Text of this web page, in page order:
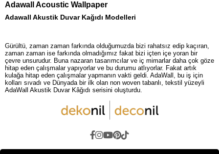
Adawall Acoustic Wallpaper
Adawall Akustik Duvar Kağıdı Modelleri
Gürültü, zaman zaman farkında olduğumuzda bizi rahatsız edip kaçıran,
zaman zaman ise farkında olmadığımız fakat bizi içten içe yoran bir
çevre unsurudur. Buna nazaran tasarımcılar ve iç mimarlar daha çok göze
hitap eden çalışmalar yapıyorlar ve bu durumu atlıyorlar. Fakat artık
kulağa hitap eden çalışmalar yapmanın vakti geldi. AdaWall, bu iş için
kolları sıvadı ve Dünyada bir ilk olan non woven tabanlı, tekstil yüzeyli
AdaWall Akustik Duvar Kâğıdı serisini oluşturdu.